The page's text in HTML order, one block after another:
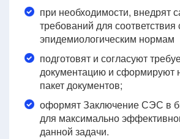
при необходимости, внедрят
требований для соответствия
эпидемиологическим нормам
подготовят и согласуют
документацию и сформируют
пакет документов;
оформят Заключение СЭС в
для максимально
данной задачи.